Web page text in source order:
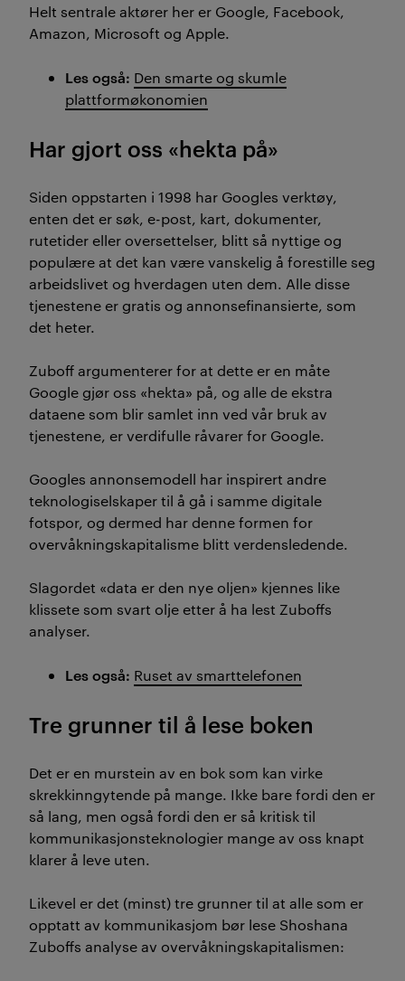
Helt sentrale aktører her er Google, Facebook,
Amazon, Microsoft og Apple.
Les også: Den smarte og skumle
plattformøkonomien
Har gjort oss «hekta på»
Siden oppstarten i 1998 har Googles verktøy,
enten det er søk, e-post, kart, dokumenter,
rutetider eller oversettelser, blitt så nyttige og
populære at det kan være vanskelig å forestille seg
arbeidslivet og hverdagen uten dem. Alle disse
tjenestene er gratis og annonsefinansierte, som
det heter.
Zuboff argumenterer for at dette er en måte
Google gjør oss «hekta» på, og alle de ekstra
dataene som blir samlet inn ved vår bruk av
tjenestene, er verdifulle råvarer for Google.
Googles annonsemodell har inspirert andre
teknologiselskaper til å gå i samme digitale
fotspor, og dermed har denne formen for
overvåkningskapitalisme blitt verdensledende.
Slagordet «data er den nye oljen» kjennes like
klissete som svart olje etter å ha lest Zuboffs
analyser.
Les også: Ruset av smarttelefonen
Tre grunner til å lese boken
Det er en murstein av en bok som kan virke
skrekkinngytende på mange. Ikke bare fordi den er
så lang, men også fordi den er så kritisk til
kommunikasjonsteknologier mange av oss knapt
klarer å leve uten.
Likevel er det (minst) tre grunner til at alle som er
opptatt av kommunikasjom bør lese Shoshana
Zuboffs analyse av overvåkningskapitalismen: